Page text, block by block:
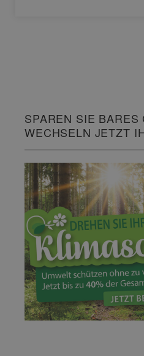
SPAREN SIE BARES
WECHSELN JETZT